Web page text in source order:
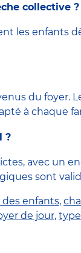
collective ?
les enfants
du foyer.
à chaque
?
avec un
sont
enfants,
de jour,